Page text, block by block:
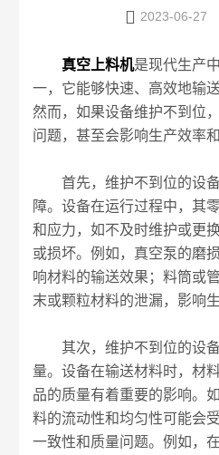
 2023-06-27
真空上料机是现代生产
一，它能够快速、高效地输
然而，如果设备维护不到位
问题，甚至会影响生产效率
首先，维护不到位的设备
障。设备在运行过程中，其
和应力，如不及时维护或更
或损坏。例如，真空泵的磨
响材料的输送效果；料筒或
末或颗粒材料的泄漏，影响
其次，维护不到位的设备
量。设备在输送材料时，材
品的质量有着重要的影响。
料的流动性和均匀性可能会
一致性和质量问题。例如，